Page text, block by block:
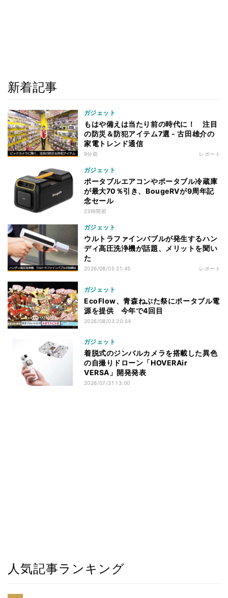
新着記事
ガジェット
もはや備えは当たり前の時代に！ 注目
の防災＆防犯アイテム7選 - 古田雄介の
家電トレンド通信
9分前 レポート
ガジェット
ポータブルエアコンやポータブル冷蔵庫
が最大70％引き、BougeRVが9周年記
念セール
23時間前
ガジェット
ウルトラファインバブルが発生するハン
ディ高圧洗浄機が話題、メリットを聞い
た
2026/08/05 21:45 レポート
ガジェット
EcoFlow、青森ねぶた祭にポータブル電
源を提供 今年で4回目
2026/08/03 20:54
ガジェット
着脱式のジンバルカメラを搭載した異色
の自撮りドローン「HOVERAir
VERSA」開発発表
2026/07/31 13:00
人気記事ランキング